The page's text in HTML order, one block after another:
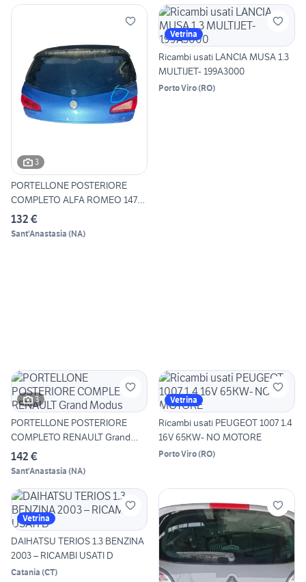
3
PORTELLONE POSTERIORE
COMPLETO ALFA ROMEO 147
Seri
132 €
Sant'Anastasia (NA)
Vetrina
Ricambi usati LANCIA MUSA 1.3
MULTIJET- 199A3000
Porto Viro(RO)
3
PORTELLONE POSTERIORE
COMPLETO RENAULT Grand
Modus
142 €
Sant'Anastasia (NA)
Vetrina
Ricambi usati PEUGEOT 1007 1.4
16V 65KW- NO MOTORE
Porto Viro(RO)
Vetrina
DAIHATSU TERIOS 1.3 BENZINA
2003 – RICAMBI USATI D
Catania (CT)